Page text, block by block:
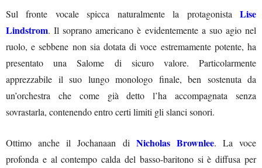
Sul fronte vocale spicca naturalmente la protagonista Lise
Lindstrom. Il soprano americano è evidentemente a suo agio nel
ruolo, e sebbene non sia dotata di voce estremamente potente, ha
presentato una Salome di sicuro valore. Particolarmente
apprezzabile il suo lungo monologo finale, ben sostenuta da
un’orchestra che come già detto l’ha accompagnata senza
sovrastarla, contenendo entro certi limiti gli slanci sonori.
Ottimo anche il Jochanaan di Nicholas Brownlee. La voce
profonda e al contempo calda del basso-baritono si è diffusa per